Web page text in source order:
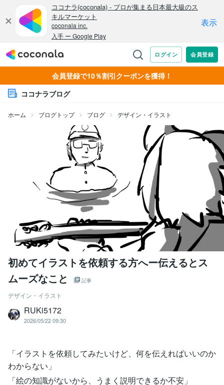
会員登録で10％割引クーポンを獲得！
ココナラブログ
ホーム ブログトップ ブログ デザイン・イラスト
初めてイラストを依頼する方へー伝えるとス
ムーズなこと
記事
デザイン・イラスト
RUKi5172
2026/05/22 09:30
「イラストを依頼してみたいけど、何を伝えればいいのか
わからない」
「絵の知識がないから、うまく説明できるか不安」